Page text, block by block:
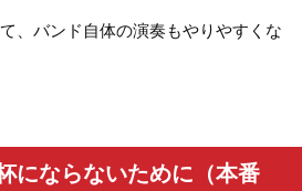
、バンド自体の演奏もやりやすくな
にならないために（本番